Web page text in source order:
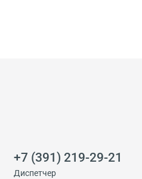
+7 (391) 219-29-21
Диспетчер